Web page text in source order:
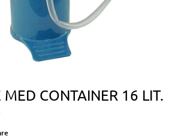
CONTAINER 16 LIT.